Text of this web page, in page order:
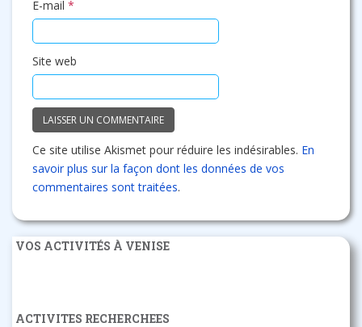
E-mail *
Site web
Ce site utilise Akismet pour réduire les indésirables. En
savoir plus sur la façon dont les données de vos
commentaires sont traitées.
VOS ACTIVITÉS À VENISE
ACTIVITES RECHERCHEES